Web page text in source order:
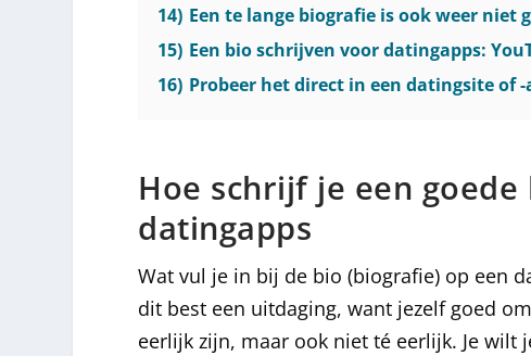
14) Een te lange biografie is ook weer niet
15) Een bio schrijven voor datingapps:
16) Probeer het direct in een datingsite of -
Hoe schrijf je een
datingapps
Wat vul je in bij de bio (biografie) op een
dit best een uitdaging, want jezelf goed
eerlijk zijn, maar ook niet té eerlijk. Je wilt